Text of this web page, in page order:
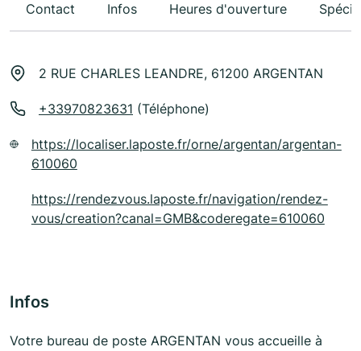
Contact Infos Heures d'ouverture
2 RUE CHARLES LEANDRE, 61200 ARGENTAN
+33970823631 (Téléphone)
https://localiser.laposte.fr/orne/argentan/argentan-
610060
https://rendezvous.laposte.fr/navigation/rendez-
vous/creation?canal=GMB&coderegate=610060
Infos
Votre bureau de poste ARGENTAN vous accueille à